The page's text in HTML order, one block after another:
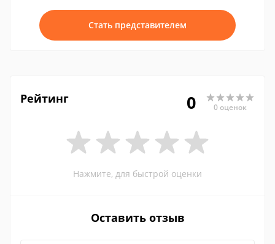
Стать представителем
Рейтинг 0 0 оценок
Нажмите, для быстрой оценки
Оставить отзыв